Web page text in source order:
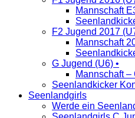
Mannschaft
F2 Jugend 2017
Mannschaft
G Jugend (U6) •
Mannschaft
Seenlandkicker
Seenlandgirls
Werde ein